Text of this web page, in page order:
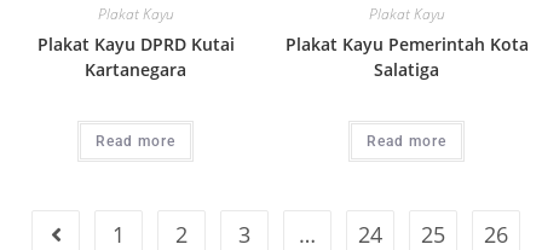
Plakat Kayu
Plakat Kayu DPRD Kutai
Kartanegara
Read more
Plakat Kayu
Plakat Kayu Pemerintah Kota
Salatiga
Read more
1 2 3 … 24 25
26